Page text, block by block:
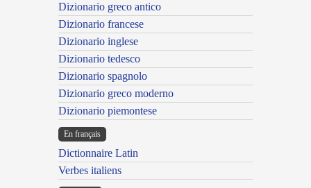
Dizionario greco antico
Dizionario francese
Dizionario inglese
Dizionario tedesco
Dizionario spagnolo
Dizionario greco moderno
Dizionario piemontese
En français
Dictionnaire Latin
Verbes italiens